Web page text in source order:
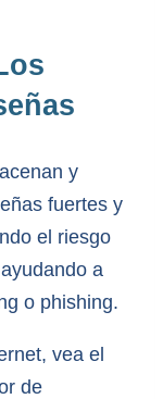
y
fuertes y
el riesgo
a
o phishing.
vea el
de